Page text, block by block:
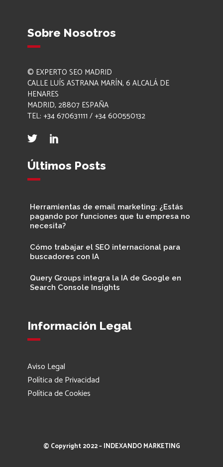
Sobre Nosotros
© EXPERTO SEO MADRID
CALLE LUÍS ASTRANA MARÍN, 6 ALCALÁ DE
HENARES
MADRID, 28807 ESPAÑA
TEL: +34 670631111 / +34 600550132
Últimos Posts
Herramientas de email marketing: ¿Estás
pagando por funciones que tu empresa no
necesita?
Cómo trabajar el SEO internacional para
buscadores con IA
Query Groups integra la IA de Google en
Search Console Insights
Información Legal
Aviso Legal
Política de Privacidad
Política de Cookies
© Copyright 2022 – INDEXANDO MARKETING